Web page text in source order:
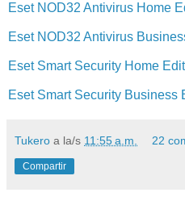
Eset NOD32 Antivirus Home
Eset NOD32 Antivirus
Eset Smart Security Home
Eset Smart Security Business
Tukero a la/s 11:55 a.m. 22
Compartir